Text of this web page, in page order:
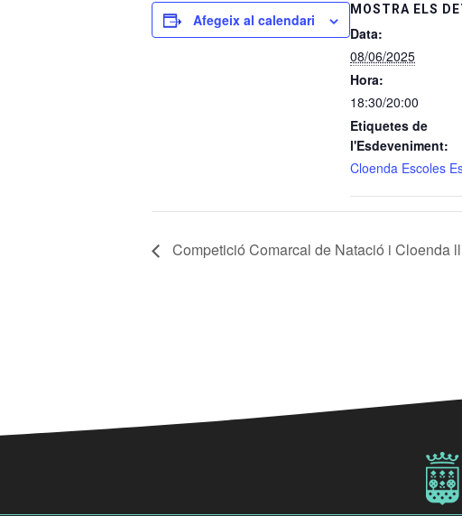
Afegeix al calendari
MOSTRA ELS
Data:
08/06/2025
Hora:
18:30/20:00
Etiquetes de
l'Esdeveniment:
Cloenda Escoles
Competició Comarcal de Natació i Cloenda